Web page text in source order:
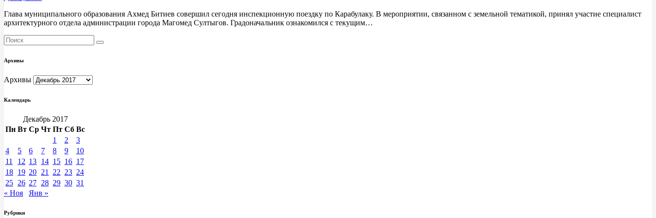
Глава муниципального образования Ахмед Битиев совершил сегодня инспекционную поездку по Карабулаку. В мероприятии, связанном с земельной тематикой, принял участие специалист
архитектурного отдела администрации города Магомед Султыгов. Градоначальник ознакомился с текущим…
Архивы
Архивы
Календарь
Декабрь 2017
Пн Вт Ср Чт Пт Сб Вс
1
2
3
4
5 6 7 8 9
10
11
12 13 14 15 16 17
18 19 20 21 22 23 24
25 26 27 28 29 30 31
« Ноя
Янв »
Рубрики